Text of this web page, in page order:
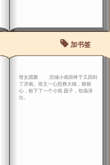
加书签
母女团聚 历城小戏班终于又回到
了济南。班主一心想挣大钱，狠狠
心，租下了一个小戏 园子，包场演
出。